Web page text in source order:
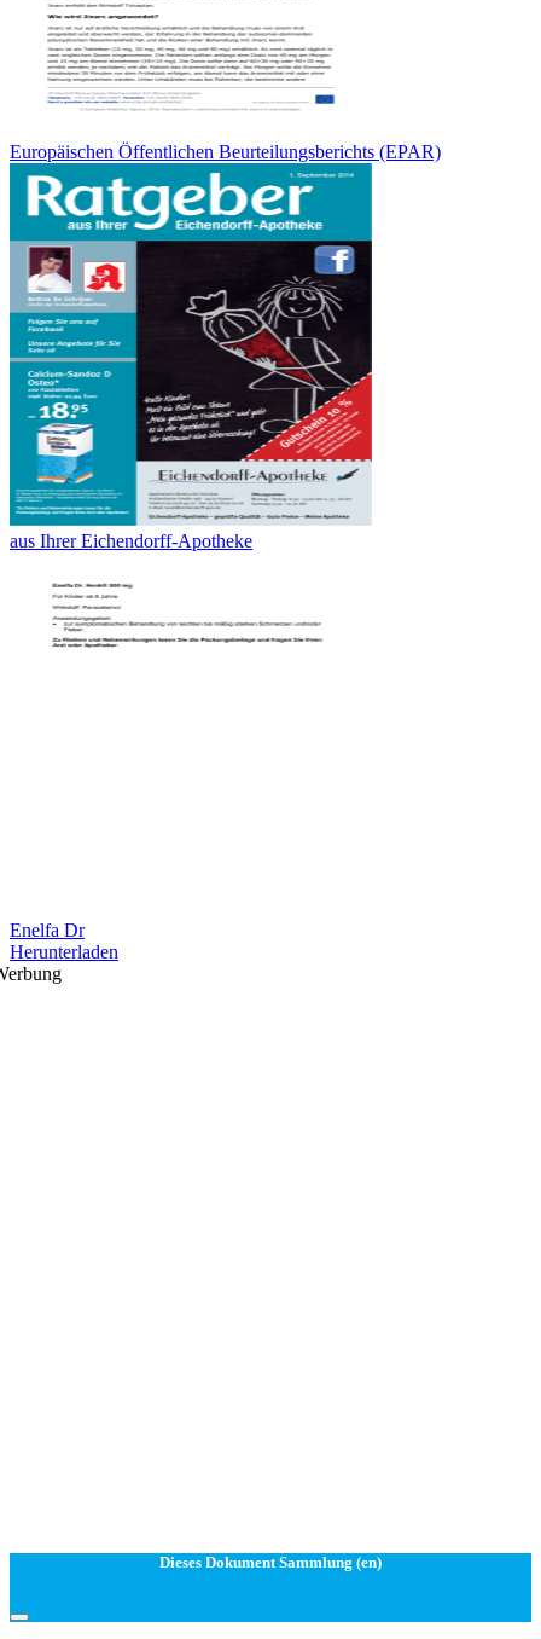
Europäischen Öffentlichen Beurteilungsberichts (EPAR)
aus Ihrer Eichendorff-Apotheke
Enelfa Dr
Herunterladen
Dieses Dokument Sammlung (en)